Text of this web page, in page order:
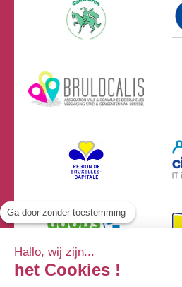
Ga door zonder toestemming
Hallo, wij zijn...
het Cookies !